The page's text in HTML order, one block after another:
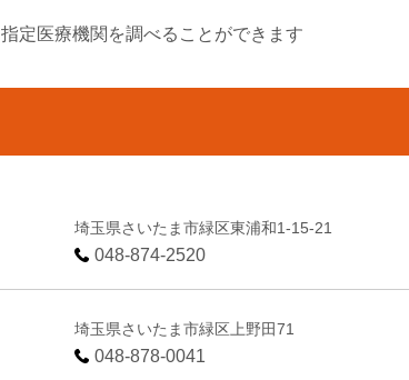
定医療機関を調べることができます
埼玉県さいたま市緑区東浦和1-15-21
048-874-2520
埼玉県さいたま市緑区上野田71
048-878-0041